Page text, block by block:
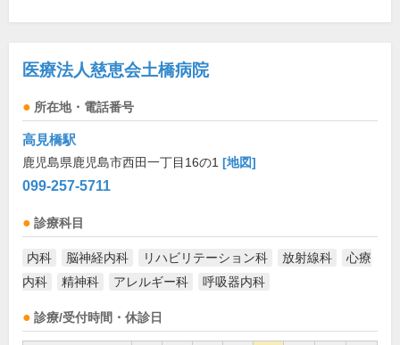
医療法人慈恵会土橋病院
所在地・電話番号
高見橋駅
鹿児島県鹿児島市西田一丁目16の1 [地図]
099-257-5711
診療科目
内科 脳神経内科 リハビリテーション科 放射線科
心療
内科
精神科 アレルギー科 呼吸器内科
診療/受付時間・休診日